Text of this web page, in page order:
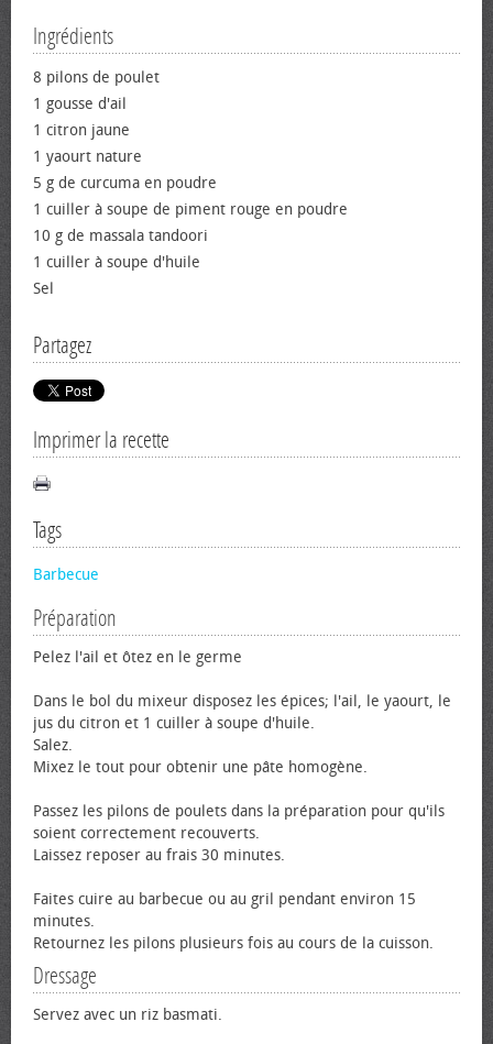
Ingrédients
8 pilons de poulet
1 gousse d'ail
1 citron jaune
1 yaourt nature
5 g de curcuma en poudre
1 cuiller à soupe de piment rouge en poudre
10 g de massala tandoori
1 cuiller à soupe d'huile
Sel
Partagez
Imprimer la recette
Tags
Barbecue
Préparation
Pelez l'ail et ôtez en le germe
Dans le bol du mixeur disposez les épices; l'ail, le yaourt, le
jus du citron et 1 cuiller à soupe d'huile.
Salez.
Mixez le tout pour obtenir une pâte homogène.
Passez les pilons de poulets dans la préparation pour qu'ils
soient correctement recouverts.
Laissez reposer au frais 30 minutes.
Faites cuire au barbecue ou au gril pendant environ 15
minutes.
Retournez les pilons plusieurs fois au cours de la cuisson.
Dressage
Servez avec un riz basmati.